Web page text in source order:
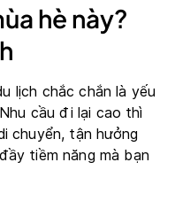
hè này?
lịch chắc chắn là yếu
cầu đi lại cao thì
chuyển, tận hưởng
tiềm năng mà bạn